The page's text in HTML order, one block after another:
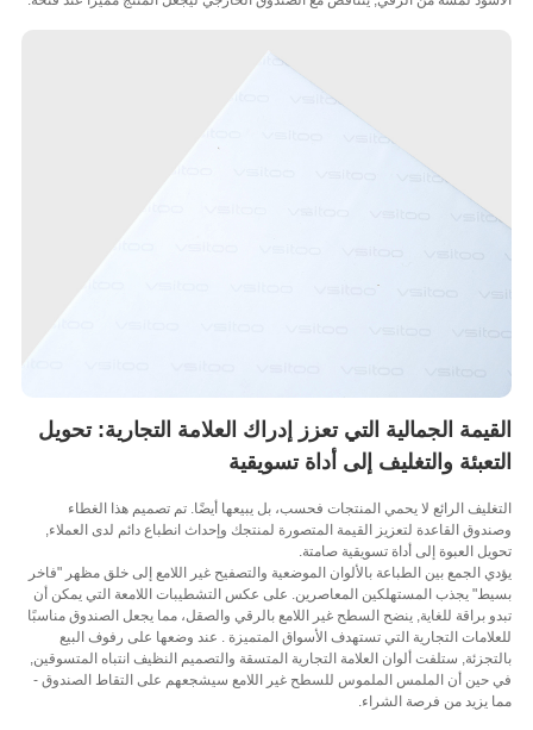
الجمالية التي تعزز إدراك العلامة التجارية: تحويل
والتغليف إلى أداة تسويقية
الرائع لا يحمي المنتجات فحسب، بل يبيعها أيضًا. تم تصميم هذا الغطاء
القاعدة لتعزيز القيمة المتصورة لمنتجك وإحداث انطباع دائم لدى العملاء,
العبوة إلى أداة تسويقية صامتة.
الجمع بين الطباعة بالألوان الموضعية والتصفيح غير اللامع إلى خلق مظهر "فاخر
يجذب المستهلكين المعاصرين. على عكس التشطيبات اللامعة التي يمكن أن
براقة للغاية, ينضح السطح غير اللامع بالرقي والصقل، مما يجعل الصندوق مناسبًا
التجارية التي تستهدف الأسواق المتميزة . عند وضعها على رفوف البيع
ستلفت ألوان العلامة التجارية المتسقة والتصميم النظيف انتباه المتسوقين,
أن الملمس الملموس للسطح غير اللامع سيشجعهم على التقاط الصندوق -
يزيد من فرصة الشراء.